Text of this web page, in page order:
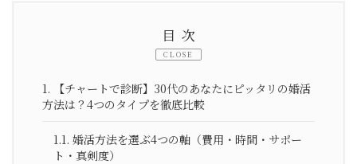
目次
CLOSE
1.
【チャートで診断】30代のあなたにピッタリの婚活
方法は？4つのタイプを徹底比較
1.1. 婚活方法を選ぶ4つの軸（費用・時間・サポー
ト・真剣度）